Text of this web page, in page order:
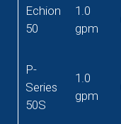
Echion
50
1.0
gpm
P-
Series
50S
1.0
gpm